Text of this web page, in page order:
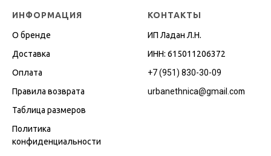
ИНФОРМАЦИЯ
О бренде
Доставка
Оплата
Правила возврата
Таблица размеров
Политика
конфиденциальности
КОНТАКТЫ
ИП Ладан Л.Н.
ИНН: 615011206372
+7 (951) 830-30-09
urbanethnica@gmail.com